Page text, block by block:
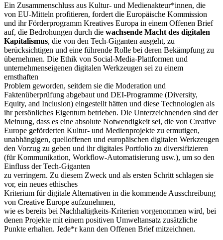
Ein Zusammenschluss aus Kultur- und Medienakteur*innen, die
von EU-Mitteln profitieren, fordert die Europäische Kommission
und ihr Förderprogramm Kreatives Europa in einem Offenen Brief
auf, die Bedrohungen durch die wachsende Macht des digitalen
Kapitalismus, die von den Tech-Giganten ausgeht, zu
berücksichtigen und eine führende Rolle bei deren Bekämpfung zu
übernehmen. Die Ethik von Social-Media-Plattformen und
unternehmenseigenen digitalen Werkzeugen sei zu einem
ernsthaften
Problem geworden, seitdem sie die Moderation und
Faktenüberprüfung abgebaut und DEI-Programme (Diversity,
Equity, and Inclusion) eingestellt hätten und diese Technologien als
ihr persönliches Eigentum betrieben. Die Unterzeichnenden sind der
Meinung, dass es eine absolute Notwendigkeit sei, die von Creative
Europe geförderten Kultur- und Medienprojekte zu ermutigen,
unabhängigen, quelloffenen und europäischen digitalen Werkzeugen
den Vorzug zu geben und ihr digitales Portfolio zu diversifizieren
(für Kommunikation, Workflow-Automatisierung usw.), um so den
Einfluss der Tech-Giganten
zu verringern. Zu diesem Zweck und als ersten Schritt schlagen sie
vor, ein neues ethisches
Kriterium für digitale Alternativen in die kommende Ausschreibung
von Creative Europe aufzunehmen,
wie es bereits bei Nachhaltigkeits-Kriterien vorgenommen wird, bei
denen Projekte mit einem positiven Umweltansatz zusätzliche
Punkte erhalten. Jede*r kann den Offenen Brief mitzeichnen.